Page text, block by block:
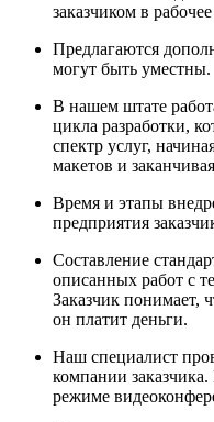
заказчиком в
Предлагаются
могут быть уместны.
В нашем штате
цикла разработки,
спектр услуг,
макетов и
Время и этапы
предприятия
Составление
описанных работ с
Заказчик понимает,
он платит деньги.
Наш специалист
компании
режиме